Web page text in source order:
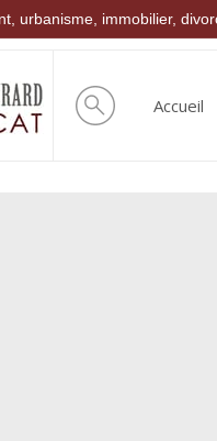
urbanisme, immobilier,
Accueil